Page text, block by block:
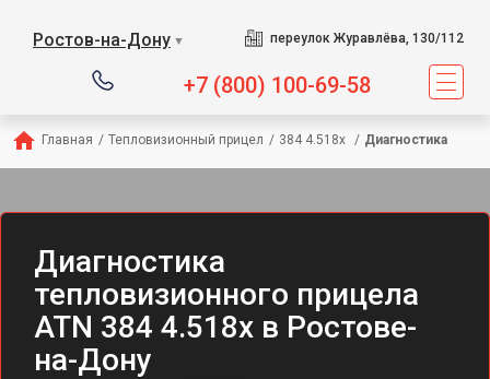
Ростов-на-Дону ▼ переулок Журавлёва, 130/112
+7 (800) 100-69-58
Главная / Тепловизионный прицел / 384 4.518x / Диагностика
Диагностика
тепловизионного прицела
ATN 384 4.518x в Ростове-
на-Дону